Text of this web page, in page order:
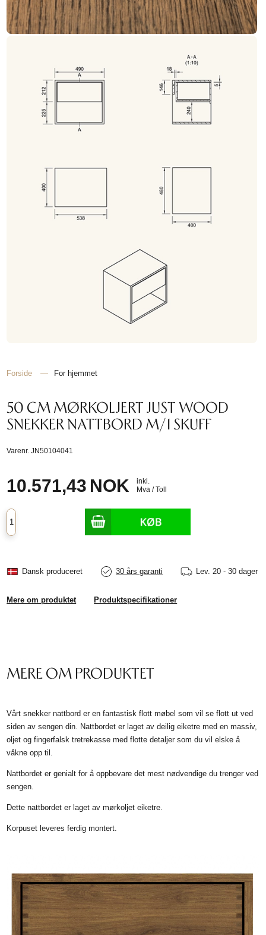
Forside — For hjemmet
50 CM MØRKOLJERT JUST WOOD
SNEKKER NATTBORD M/1 SKUFF
Varenr.JN50104041
10.571,43 NOK
inkl.
Mva / Toll
Dansk produceret 30 års garanti Lev.20 - 30 dager
Mere om produktet Produktspecifikationer
MERE OM PRODUKTET
Vårt snekker nattbord er en fantastisk flott møbel som vil se flott ut ved
siden av sengen din. Nattbordet er laget av deilig eiketre med en massiv,
oljet og fingerfalsk tretrekasse med flotte detaljer som du vil elske å
våkne opp til.
Nattbordet er genialt for å oppbevare det mest nødvendige du trenger ved
sengen.
Dette nattbordet er laget av mørkoljet eiketre.
Korpuset leveres ferdig montert.